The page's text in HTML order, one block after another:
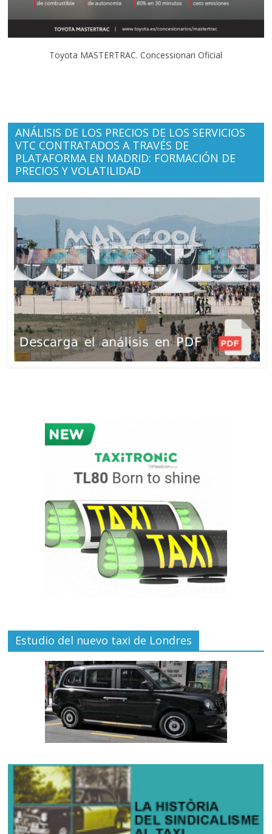
Toyota MASTERTRAC. Concessionari Oficial
ANÁLISIS DE LOS PRECIOS DE LOS SERVICIOS
VTC CONTRATADOS A TRAVÉS DE
PLATAFORMA EN MADRID: FORMACIÓN DE
PRECIOS Y VOLATILIDAD
Estudio del nuevo taxi de Londres